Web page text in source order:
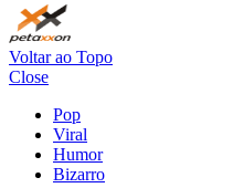
Voltar ao Topo
Close
Pop
Viral
Humor
Bizarro